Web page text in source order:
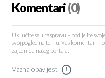
Komentari(0)
Uključite se u raspravu – podijelite
svoj pogled na temu. Vaš komentar
zajednicu našeg portala.
Važna obavijest !